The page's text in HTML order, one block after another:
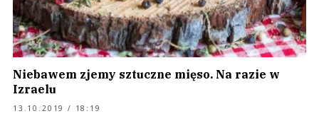
Niebawem zjemy sztuczne mięso. Na razie w
Izraelu
13.10.2019 / 18:19